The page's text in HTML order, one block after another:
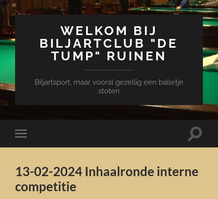
WELKOM BIJ
BILJARTCLUB "DE
TUMP" RUINEN
Biljartsport, maar vooral gezellig een balletje
stoten
Toggle
mobiel
Toggle
13-02-2024 Inhaalronde interne
competitie